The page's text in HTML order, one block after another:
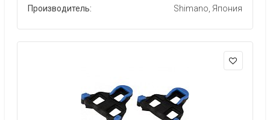
Производитель: Shimano, Япония